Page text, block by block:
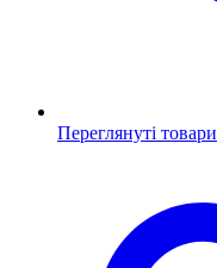
Переглянуті товари